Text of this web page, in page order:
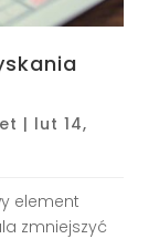
| lut 14,
element
zmniejszyć